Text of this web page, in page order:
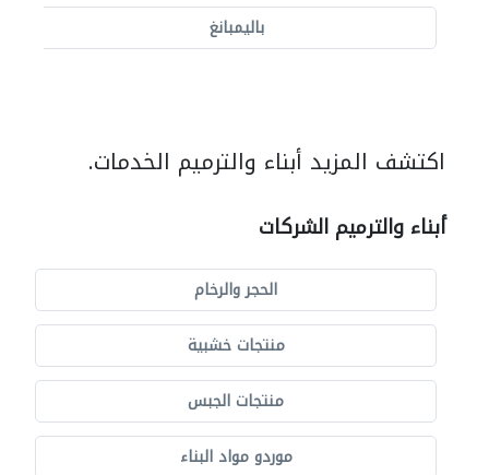
باليمبانغ
اكتشف المزيد أبناء والترميم الخدمات.
أبناء والترميم الشركات
الحجر والرخام
منتجات خشبية
منتجات الجبس
موردو مواد البناء